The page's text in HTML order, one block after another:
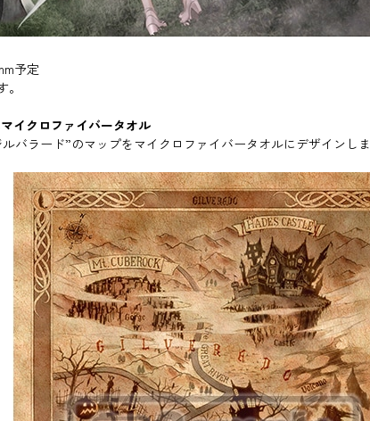
予定
イクロファイバータオル
バラード”のマップをマイクロファイバータオルにデザインしま